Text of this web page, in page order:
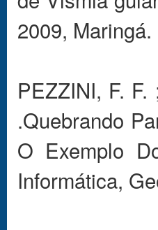
2009,
PEZZINI, F.
.Quebrando
O Exemplo
Informática,